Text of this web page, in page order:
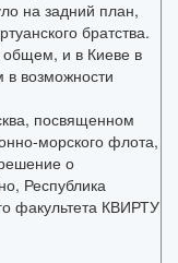
на задний план,
братства.
общем, и в Киеве в
в возможности
посвященном
морского флота,
о
Республика
факультета КВИРТУ